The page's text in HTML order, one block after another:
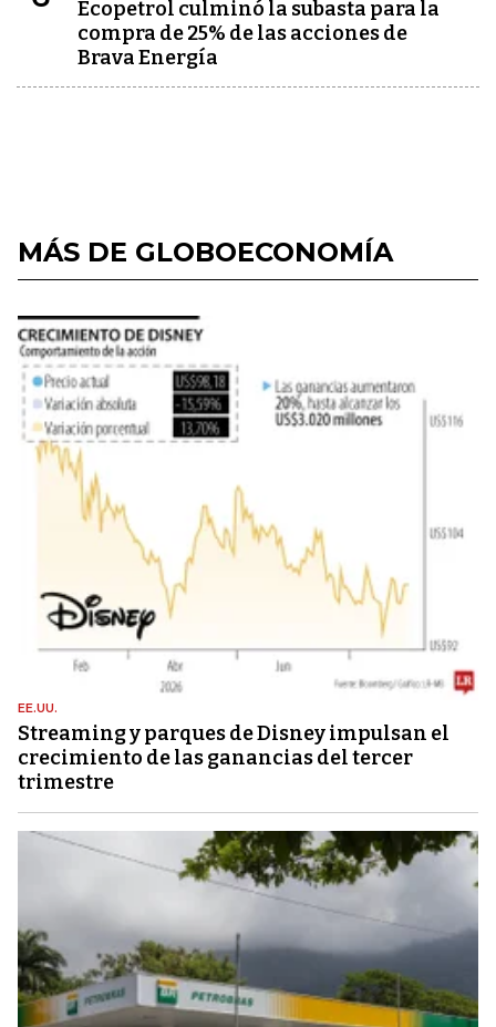
Ecopetrol culminó la subasta para la
compra de 25% de las acciones de
Brava Energía
MÁS DE GLOBOECONOMÍA
EE.UU.
Streaming y parques de Disney impulsan el
crecimiento de las ganancias del tercer
trimestre